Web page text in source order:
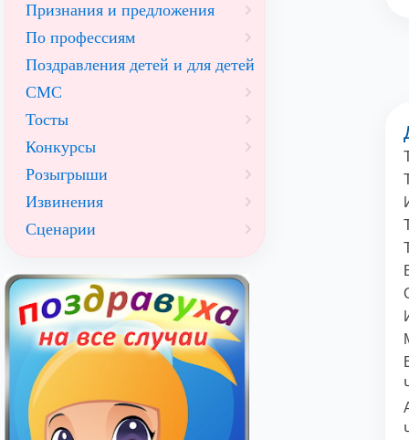
Признания и предложения
По профессиям
Поздравления детей и для детей
СМС
Тосты
Конкурсы
Розыгрыши
Извинения
Сценарии